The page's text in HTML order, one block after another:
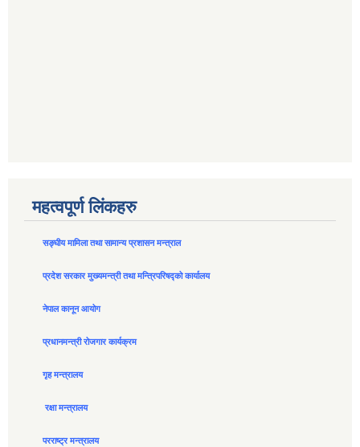
महत्वपूर्ण लिंकहरु
सङ्घीय मामिला तथा सामान्य प्रशासन मन्त्राल
प्रदेश सरकार मुख्यमन्त्री तथा मन्त्रिपरिषद्को कार्यालय
नेपाल कानून आयोग
प्रधानमन्त्री रोजगार कार्यक्रम
गृह मन्त्रालय
रक्षा मन्त्रालय
परराष्ट्र मन्त्रालय